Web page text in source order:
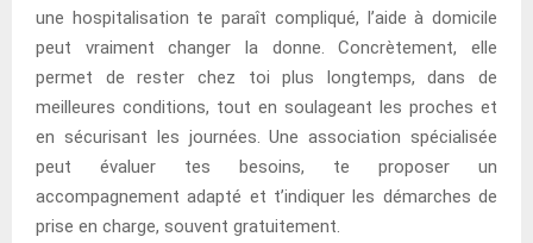
une hospitalisation te paraît compliqué, l’aide à domicile
peut vraiment changer la donne. Concrètement, elle
permet de rester chez toi plus longtemps, dans de
meilleures conditions, tout en soulageant les proches et
en sécurisant les journées. Une association spécialisée
peut évaluer tes besoins, te proposer un
accompagnement adapté et t’indiquer les démarches de
prise en charge, souvent gratuitement.